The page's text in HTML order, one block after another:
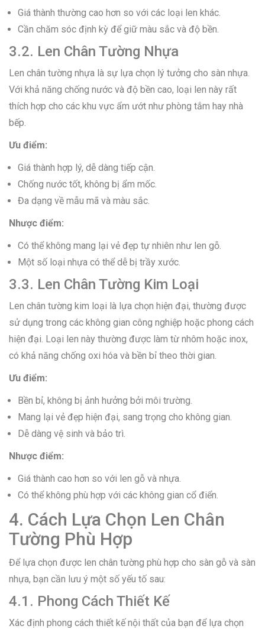
Giá thành thường cao hơn so với các loại len khác.
Cần chăm sóc định kỳ để giữ màu sắc và độ bền.
3.2. Len Chân Tường Nhựa
Len chân tường nhựa là sự lựa chọn lý tưởng cho sàn nhựa.
Với khả năng chống nước và độ bền cao, loại len này rất
thích hợp cho các khu vực ẩm ướt như phòng tắm hay nhà
bếp.
Ưu điểm:
Giá thành hợp lý, dễ dàng tiếp cận.
Chống nước tốt, không bị ẩm mốc.
Đa dạng về mẫu mã và màu sắc.
Nhược điểm:
Có thể không mang lại vẻ đẹp tự nhiên như len gỗ.
Một số loại nhựa có thể dễ bị trầy xước.
3.3. Len Chân Tường Kim Loại
Len chân tường kim loại là lựa chọn hiện đại, thường được
sử dụng trong các không gian công nghiệp hoặc phong cách
hiện đại. Loại len này thường được làm từ nhôm hoặc inox,
có khả năng chống oxi hóa và bền bỉ theo thời gian.
Ưu điểm:
Bền bỉ, không bị ảnh hưởng bởi môi trường.
Mang lại vẻ đẹp hiện đại, sang trọng cho không gian.
Dễ dàng vệ sinh và bảo trì.
Nhược điểm:
Giá thành cao hơn so với len gỗ và nhựa.
Có thể không phù hợp với các không gian cổ điển.
4. Cách Lựa Chọn Len Chân
Tường Phù Hợp
Để lựa chọn được len chân tường phù hợp cho sàn gỗ và sàn
nhựa, bạn cần lưu ý một số yếu tố sau:
4.1. Phong Cách Thiết Kế
Xác định phong cách thiết kế nội thất của bạn để lựa chọn